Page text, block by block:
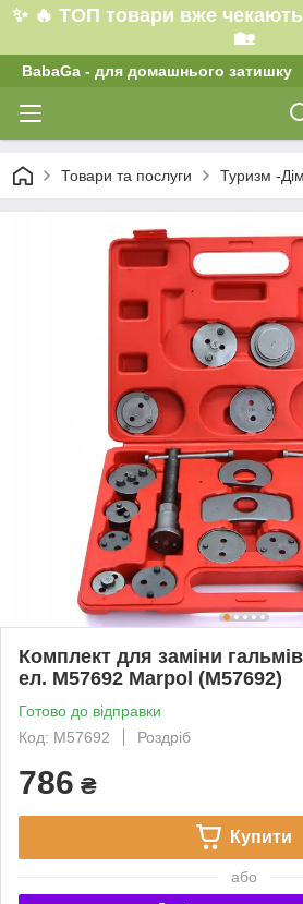
✨ 🔥 ТОП товари вже
🏡
BabaGa - для домашнього затишку
Товари та послуги Туризм -
Комплект для заміни
ел. M57692 Marpol (M57692)
Готово до відправки
Код: M57692
Роздріб
786 ₴
Купити
або